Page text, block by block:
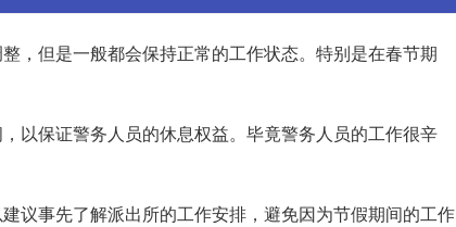
，但是一般都会保持正常的工作状态。特别是在春节期
以保证警务人员的休息权益。毕竟警务人员的工作很辛
议事先了解派出所的工作安排，避免因为节假期间的工作